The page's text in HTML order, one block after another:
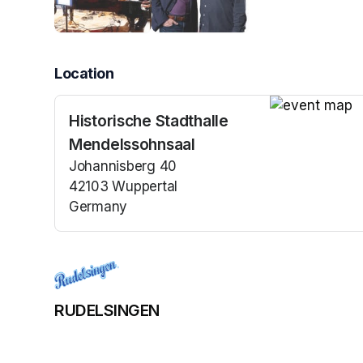
Location
Historische Stadthalle
Mendelssohnsaal
Johannisberg 40
42103 Wuppertal
Germany
(opens in a new tab)
RUDELSINGEN